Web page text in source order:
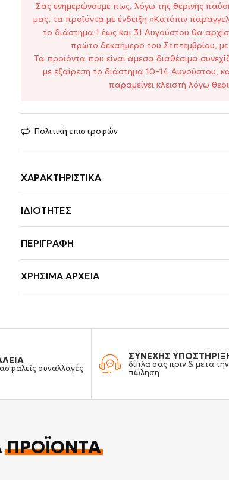
Σας ενημερώνουμε πως, λόγω της θερινής
μας, τα προϊόντα με ένδειξη «Κατόπιν
το διάστημα 1 έως και 31 Αυγούστου θα
πρώτο δεκαήμερο του Σεπτεμβρίου,
Τα προϊόντα που είναι άμεσα διαθέσιμα
με εξαίρεση το διάστημα 10–14 Αυγούστου,
παραμείνει κλειστή λόγω
Πολιτική επιστροφών
ΧΑΡΑΚΤΗΡΙΣΤΙΚΆ
ΙΔΙΌΤΗΤΕΣ
ΠΕΡΙΓΡΑΦΉ
ΧΡΉΣΙΜΑ ΑΡΧΕΊΑ
συναλλαγές
ΣΥΝΕΧΗΣ
δίπλα σας πριν & μετά την
πώληση
ΠΡΟΪΌΝΤΑ